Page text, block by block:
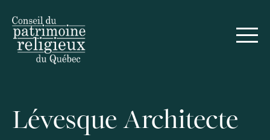
Lévesque Architecte